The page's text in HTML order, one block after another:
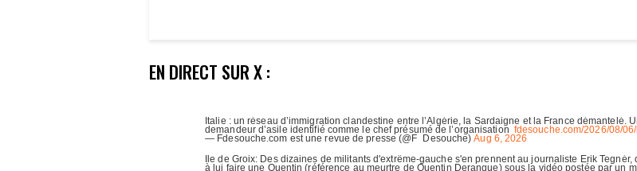
EN DIRECT SUR X :